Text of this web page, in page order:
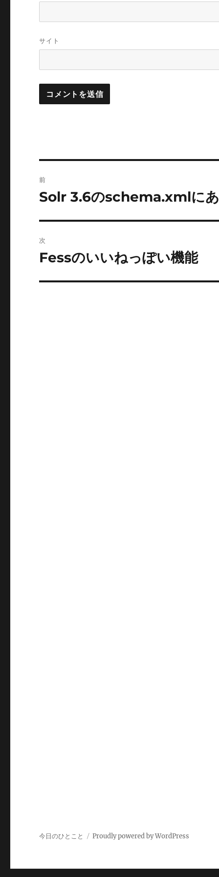
サイト
稿
ゲ
前
前
投
稿:
Solr 3.6のschema.xmlに
次
次
投
Fessのいいねっぽい機能
今日のひとこと Proudly powered by WordPress